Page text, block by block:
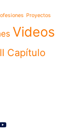
Proyectos
Videos
Capítulo